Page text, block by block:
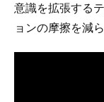
意識を拡張する
ョンの摩擦を減